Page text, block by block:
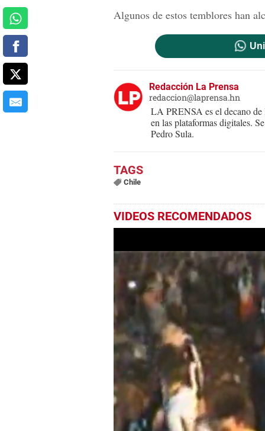
Algunos de estos temblores han
Redacción La Prensa
redaccion@laprensa.hn
LA PRENSA es el decano de
en las plataformas digitales.
Pedro Sula.
Chile
VIDEOS RECOMENDADOS